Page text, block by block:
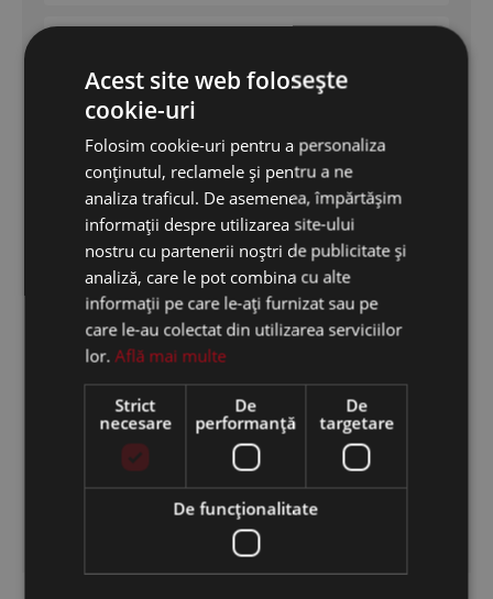
Kale
Mottura
Securemme
Dierre
Feronerie Termopan
Feronerie termopan
Balamale
Manere termopan
Acest site web folosește
cookie-uri
Folosim cookie-uri pentru a personaliza
conținutul, reclamele și pentru a ne
analiza traficul. De asemenea, împărtășim
informații despre utilizarea site-ului
nostru cu partenerii noștri de publicitate și
analiză, care le pot combina cu alte
informații pe care le-ați furnizat sau pe
care le-au colectat din utilizarea serviciilor
lor.Află mai multe
Strict
necesare
De
performanță
De
targetare
De funcţionalitate